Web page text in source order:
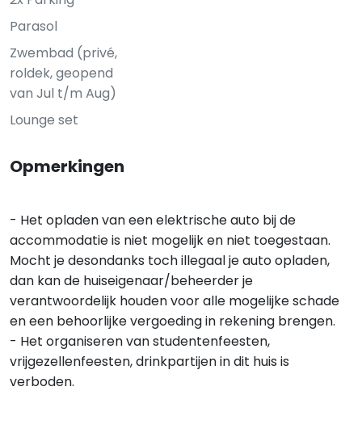
Parasol
Zwembad (privé,
roldek, geopend
van Jul t/m Aug)
Lounge set
Opmerkingen
- Het opladen van een elektrische auto bij de
accommodatie is niet mogelijk en niet toegestaan.
Mocht je desondanks toch illegaal je auto opladen,
dan kan de huiseigenaar/beheerder je
verantwoordelijk houden voor alle mogelijke schade
en een behoorlijke vergoeding in rekening brengen.
- Het organiseren van studentenfeesten,
vrijgezellenfeesten, drinkpartijen in dit huis is
verboden.